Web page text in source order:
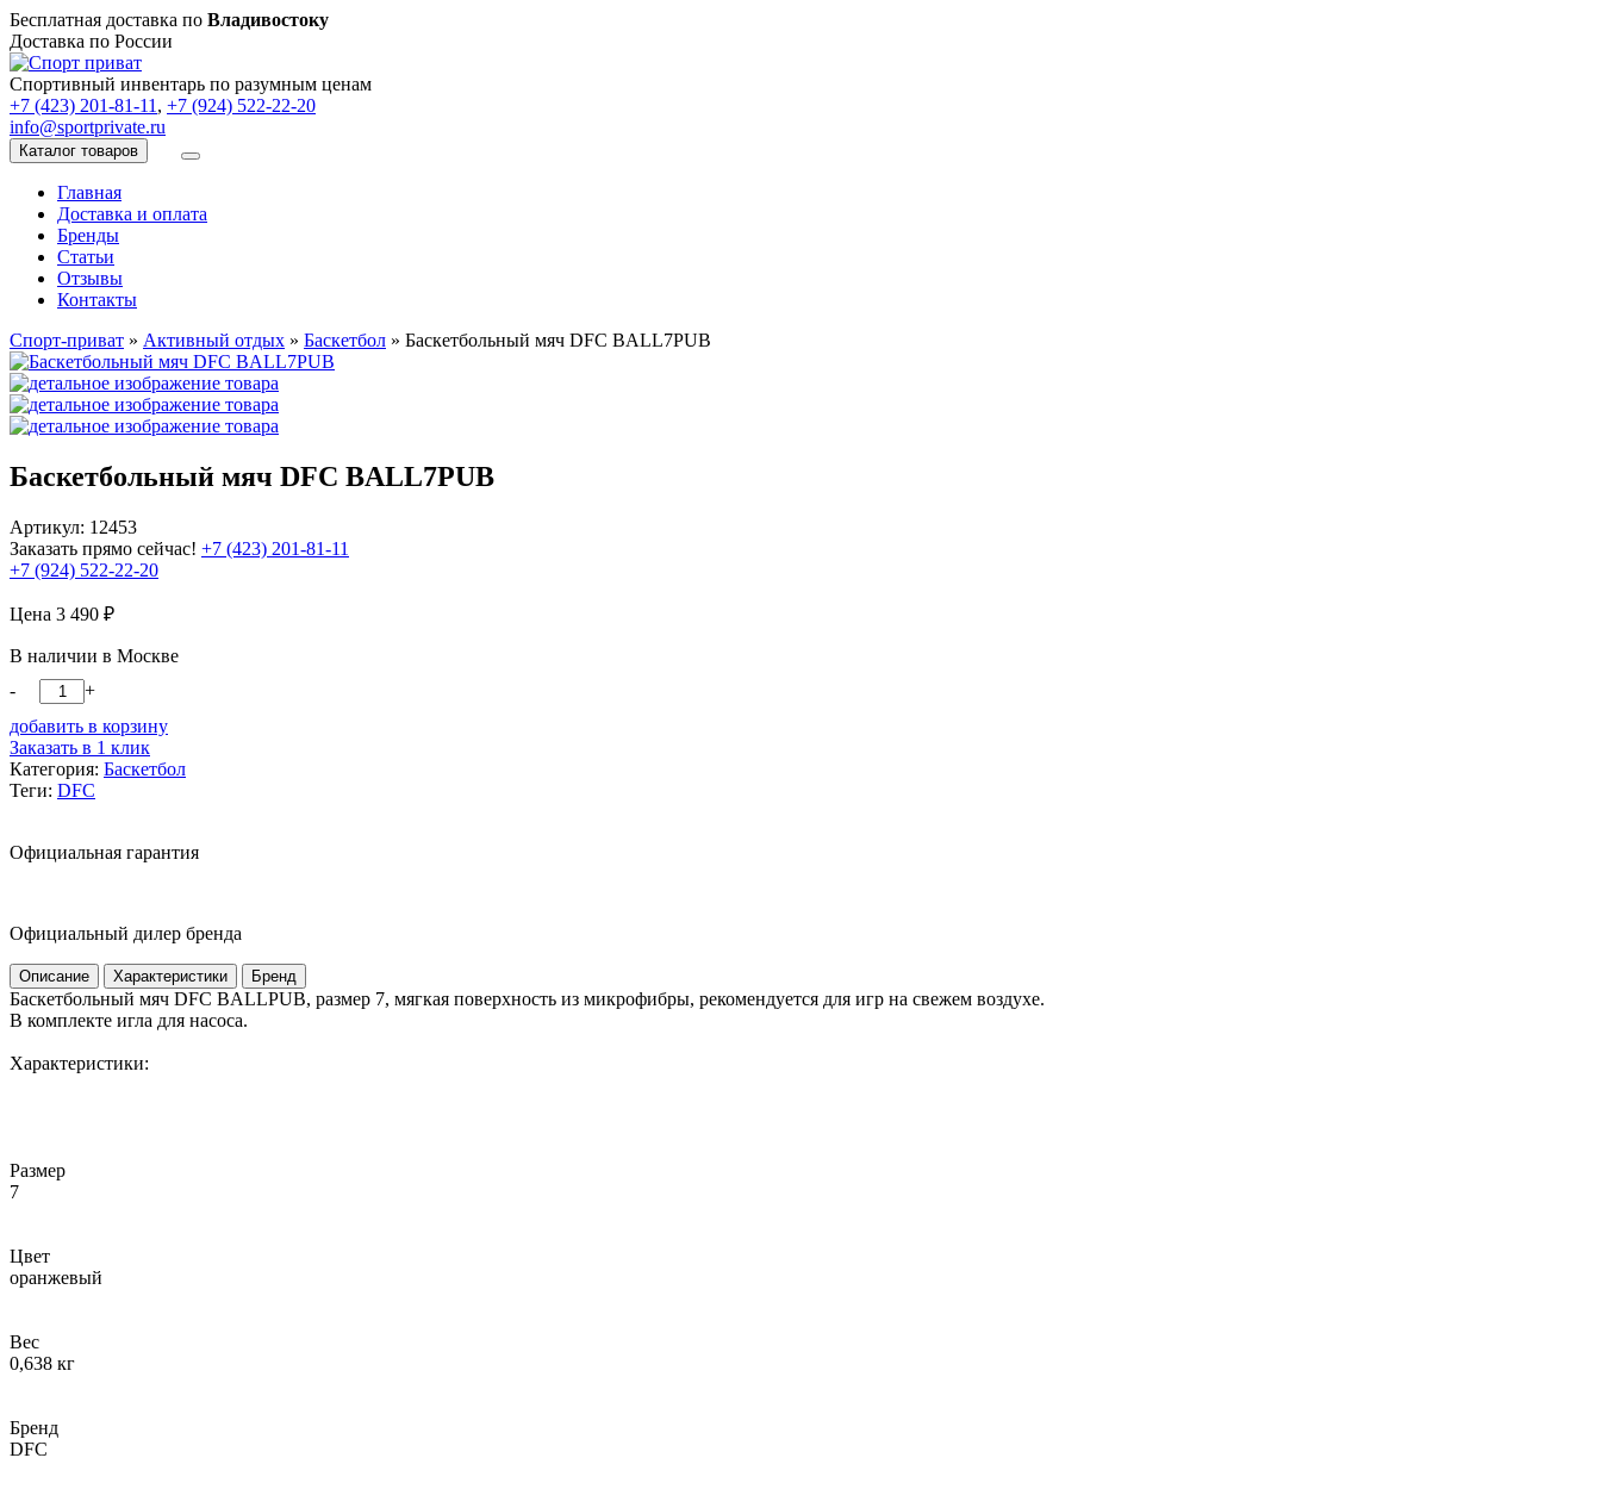
Бесплатная доставка по Владивостоку
Доставка по России
Спортивный инвентарь по разумным ценам
+7 (423) 201-81-11 , +7 (924) 522-22-20
info@sportprivate.ru
Каталог товаров
Главная
Доставка и оплата
Бренды
Статьи
Отзывы
Контакты
Спорт-приват » Активный отдых » Баскетбол » Баскетбольный мяч DFC BALL7PUB
Баскетбольный мяч DFC BALL7PUB
Артикул: 12453
Заказать прямо сейчас! +7 (423) 201-81-11
+7 (924) 522-22-20
Цена 3 490 ₽
В наличии в Москве
-
+
добавить в корзину
Заказать в 1 клик
Категория: Баскетбол
Теги: DFC
Официальная гарантия
Официальный дилер бренда
Описание Характеристики Бренд
Баскетбольный мяч DFC BALLPUB, размер 7, мягкая поверхность из микрофибры, рекомендуется для игр на свежем воздухе.
В комплекте игла для насоса.
Характеристики:
Размер
7
Цвет
оранжевый
Вес
0,638 кг
Бренд
DFC